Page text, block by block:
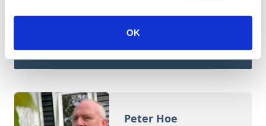
OK
Bestil dokumenter
Bestil en fremvisning
Peter Hoe